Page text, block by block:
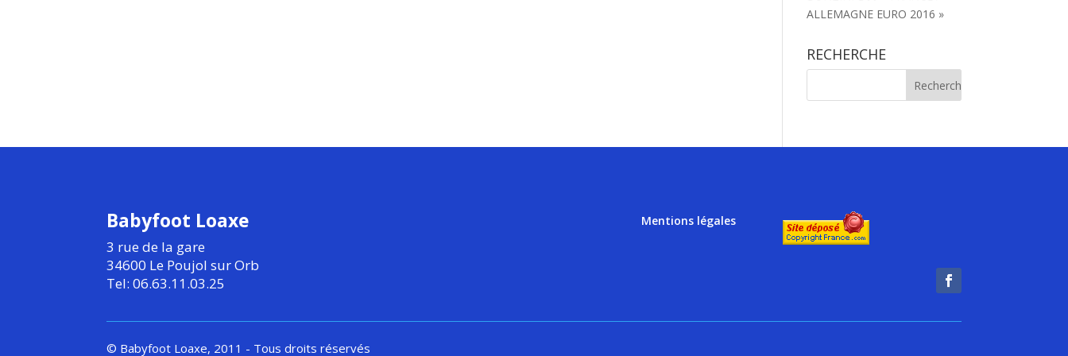
ALLEMAGNE EURO 2016 »
RECHERCHE
Babyfoot Loaxe
3 rue de la gare
34600 Le Poujol sur Orb
Tel: 06.63.11.03.25
Mentions légales
© Babyfoot Loaxe, 2011 - Tous droits réservés